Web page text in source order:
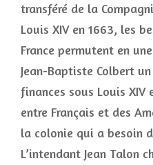
transféré de la
Louis XIV en 1663, les
France permutent en
Jean-Baptiste Colbert
finances sous Louis XIV
entre Français et des
la colonie qui a besoin
L’intendant Jean Talon